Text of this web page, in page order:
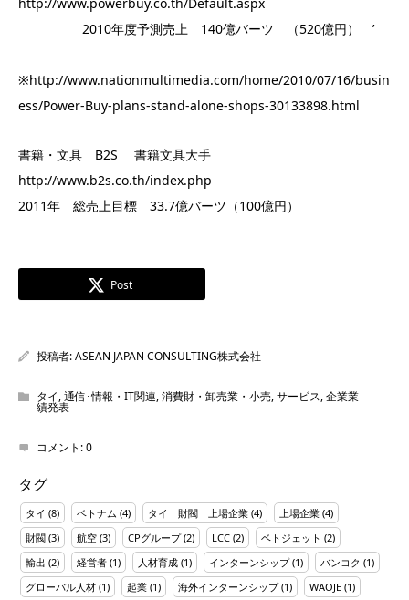
2010年度予測売上 140億バーツ （520億円） ’
※http://www.nationmultimedia.com/home/2010/07/16/busin
ess/Power-Buy-plans-stand-alone-shops-30133898.html
書籍・文具 B2S 書籍文具大手
http://www.b2s.co.th/index.php
2011年 総売上目標 33.7億バーツ（100億円）
Post
投稿者:ASEAN JAPAN CONSULTING株式会社
タイ,通信･情報・IT関連,消費財・卸売業・小売,サービス,企業業
績発表
コメント:0
タグ
タイ (8) ベトナム (4) タイ 財閥 上場企業 (4) 上場企業 (4)
財閥 (3) 航空 (3) CPグループ(2) LCC (2) ベトジェット (2)
輸出 (2) 経営者 (1) 人材育成 (1) インターンシップ(1) バンコク (1)
グローバル人材 (1) 起業 (1) 海外インターンシップ(1) WAOJE (1)